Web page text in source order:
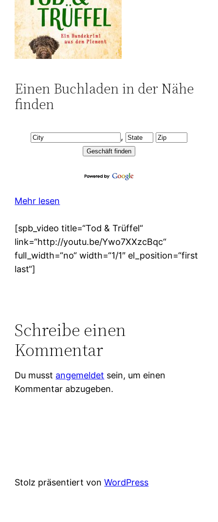
Einen Buchladen in der Nähe
finden
,
Mehr lesen
[spb_video title=“Tod & Trüffel“
link=“http://youtu.be/Ywo7XXzcBqc“
full_width=“no“ width=“1/1″ el_position=“first
last“]
Schreibe einen
Kommentar
Du musst angemeldet sein, um einen
Kommentar abzugeben.
Stolz präsentiert vonWordPress